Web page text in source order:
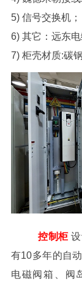
5) 信号交换机；
6) 其它：远东
7) 柜壳材质:碳
控制柜
有10多年的自
电磁阀箱、阀